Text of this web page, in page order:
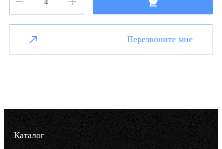
Перезвоните мне
Каталог